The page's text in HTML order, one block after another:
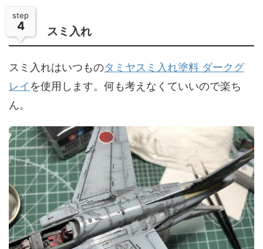
step
4 スミ入れ
スミ入れはいつものタミヤスミ入れ塗料 ダークグ
レイ を使用します。何も考えなくていいので楽ち
ん。